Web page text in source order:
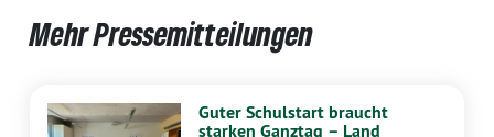
Mehr Pressemitteilungen
Guter Schulstart braucht
starken Ganztag – Land